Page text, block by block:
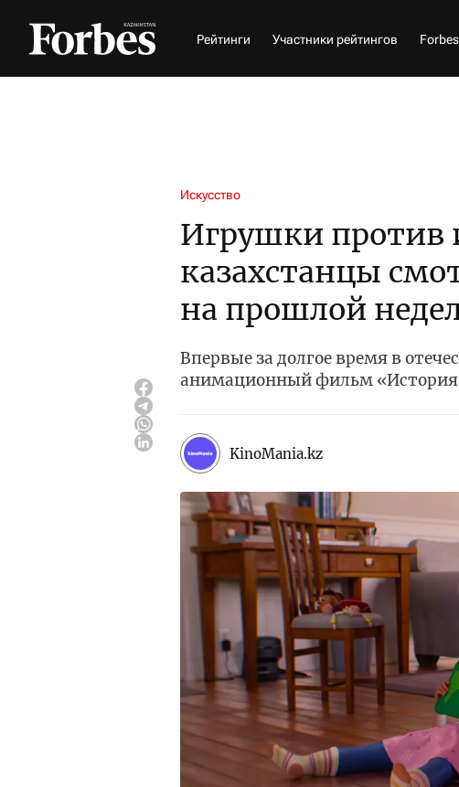
Рейтинги Участники рейтингов
Искусство
Игрушки против
казахстанцы
на прошлой
Впервые за долгое время в
анимационный фильм «История
KinoMania.kz